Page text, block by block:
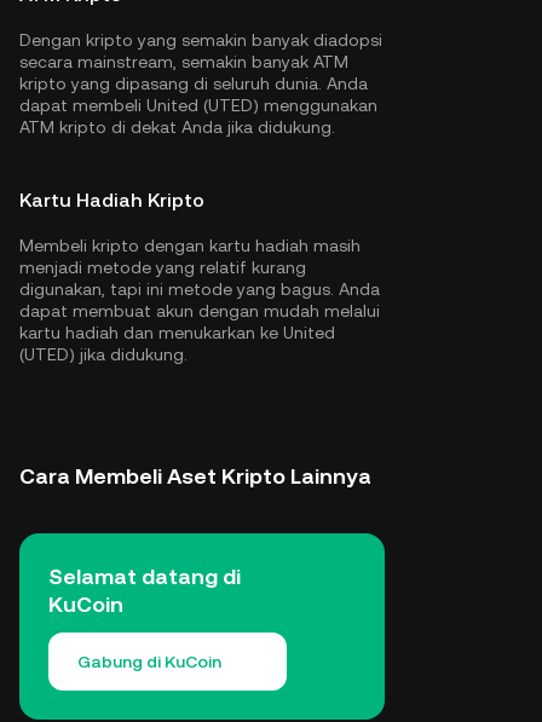
Dengan kripto yang semakin banyak diadopsi
secara mainstream, semakin banyak ATM
kripto yang dipasang di seluruh dunia. Anda
dapat membeli United (UTED) menggunakan
ATM kripto di dekat Anda jika didukung.
Kartu Hadiah Kripto
Membeli kripto dengan kartu hadiah masih
menjadi metode yang relatif kurang
digunakan, tapi ini metode yang bagus. Anda
dapat membuat akun dengan mudah melalui
kartu hadiah dan menukarkan ke United
(UTED) jika didukung.
Cara Membeli Aset Kripto Lainnya
Selamat datang di
KuCoin
Gabung di KuCoin